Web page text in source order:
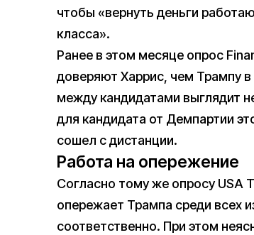
чтобы «вернуть деньги
класса».
Ранее в этом месяце опрос
доверяют Харрис, чем Трампу
между кандидатами выглядит
для кандидата от Демпартии
сошел с дистанции.
Работа на опережение
Согласно тому же опросу USA
опережает Трампа среди всех
соответственно. При этом